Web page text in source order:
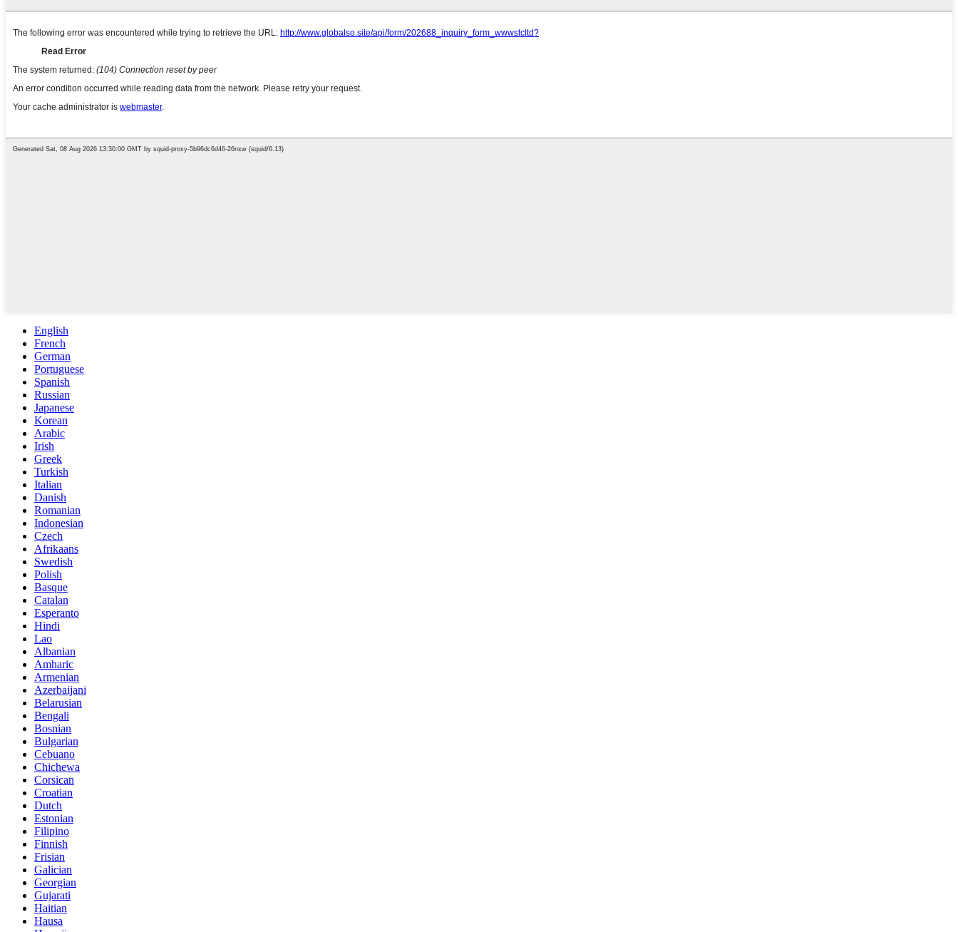
English
French
German
Portuguese
Spanish
Russian
Japanese
Korean
Arabic
Irish
Greek
Turkish
Italian
Danish
Romanian
Indonesian
Czech
Afrikaans
Swedish
Polish
Basque
Catalan
Esperanto
Hindi
Lao
Albanian
Amharic
Armenian
Azerbaijani
Belarusian
Bengali
Bosnian
Bulgarian
Cebuano
Chichewa
Corsican
Croatian
Dutch
Estonian
Filipino
Finnish
Frisian
Galician
Georgian
Gujarati
Haitian
Hausa